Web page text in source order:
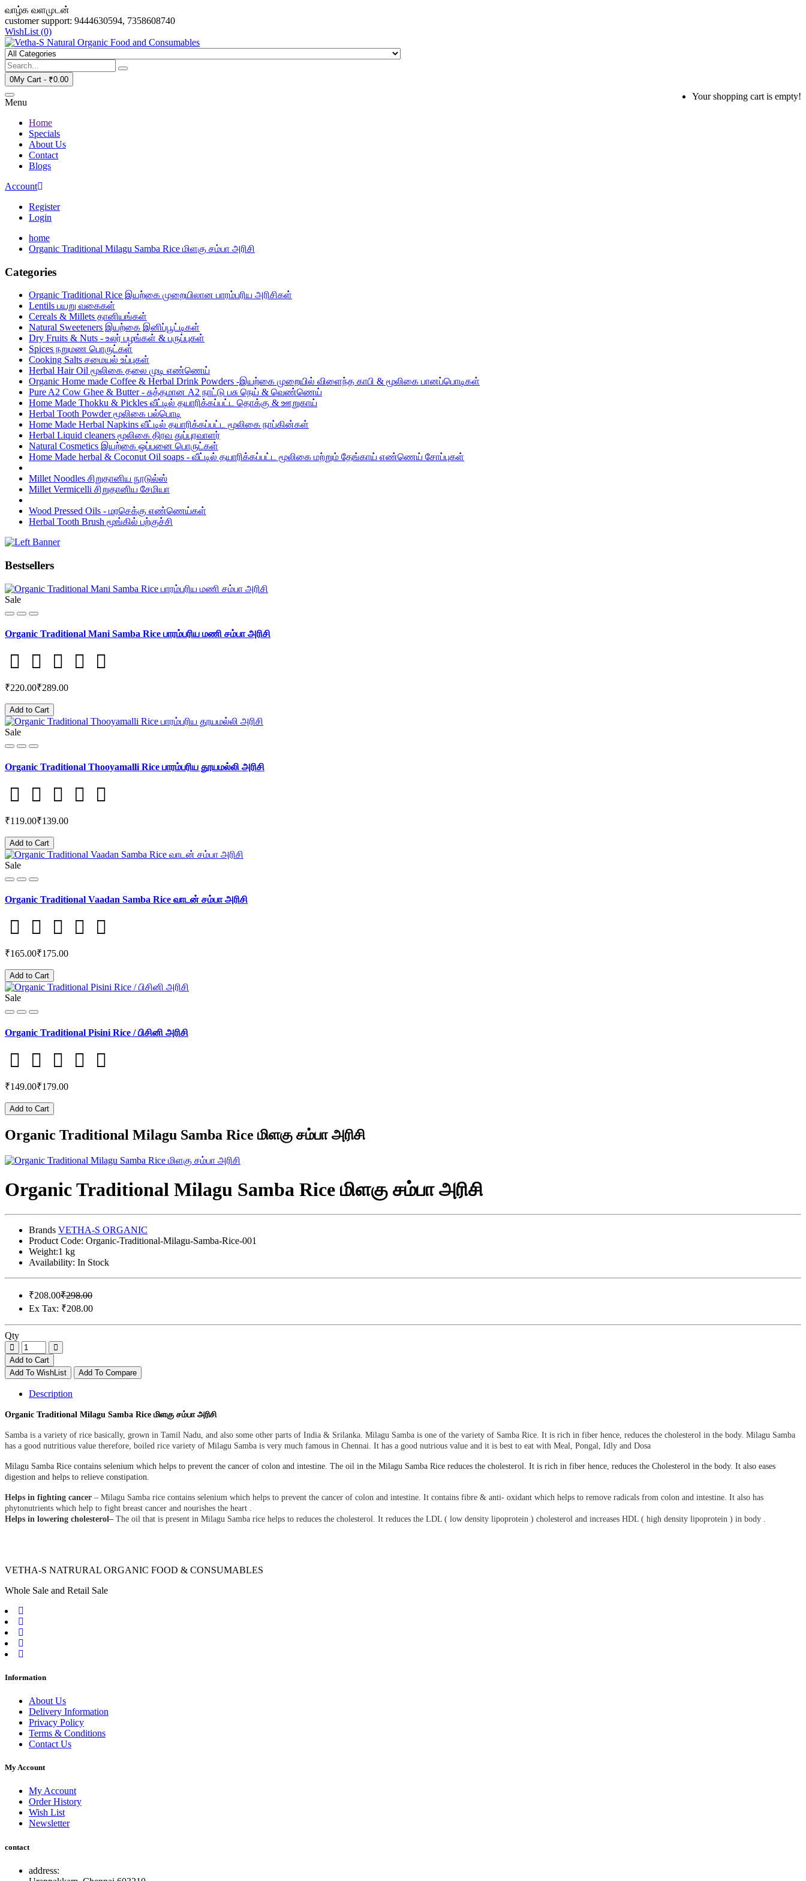
வாழ்க வளமுடன்
customer support: 9444630594, 7358608740
WishList (0)
0My Cart - ₹0.00
Your shopping cart is empty!
Menu
Home
Specials
About Us
Contact
Blogs
Account
Register
Login
home
Organic Traditional Milagu Samba Rice மிளகு சம்பா அரிசி
Categories
Organic Traditional Rice இயற்கை முறையிலான பாரம்பரிய அரிசிகள்
Lentils பயறு வகைகள்
Cereals & Millets தானியங்கள்
Natural Sweeteners இயற்கை இனிப்பூட்டிகள்
Dry Fruits & Nuts - உலர் பழங்கள் & பருப்புகள்
Spices நறுமண பொருட்கள்
Cooking Salts சமையல் உப்புகள்
Herbal Hair Oil மூலிகை தலை முடி எண்ணெய்
Organic Home made Coffee & Herbal Drink Powders -இயற்கை முறையில் விளைந்த காபி & மூலிகை பானப்பொடிகள்
Pure A2 Cow Ghee & Butter - சுத்தமான A2 நாட்டு பசு நெய் & வெண்ணெய்
Home Made Thokku & Pickles வீட்டில் தயாரிக்கப்பட்ட தொக்கு & ஊறுகாய்
Herbal Tooth Powder மூலிகை பல்பொடி
Home Made Herbal Napkins வீட்டில் தயாரிக்கப்பட்ட மூலிகை நாப்கின்கள்
Herbal Liquid cleaners மூலிகை திரவ துப்புரவாளர்
Natural Cosmetics இயற்கை ஒப்பனை பொருட்கள்
Home Made herbal & Coconut Oil soaps - வீட்டில் தயாரிக்கப்பட்ட மூலிகை மற்றும் தேங்காய் எண்ணெய் சோப்புகள்
Millet Noodles சிறுதானிய நூடுல்ஸ்
Millet Vermicelli சிறுதானிய சேமியா
Wood Pressed Oils - மரசெக்கு எண்ணெய்கள்
Herbal Tooth Brush மூங்கில் பற்குச்சி
Bestsellers
Sale
Organic Traditional Mani Samba Rice பாரம்பரிய மணி சம்பா அரிசி
₹220.00₹289.00
Add to Cart
Sale
Organic Traditional Thooyamalli Rice பாரம்பரிய தூயமல்லி அரிசி
₹119.00₹139.00
Add to Cart
Sale
Organic Traditional Vaadan Samba Rice வாடன் சம்பா அரிசி
₹165.00₹175.00
Add to Cart
Sale
Organic Traditional Pisini Rice / பிசினி அரிசி
₹149.00₹179.00
Add to Cart
Organic Traditional Milagu Samba Rice மிளகு சம்பா அரிசி
Organic Traditional Milagu Samba Rice மிளகு சம்பா அரிசி
Brands VETHA-S ORGANIC
Product Code: Organic-Traditional-Milagu-Samba-Rice-001
Weight:1 kg
Availability: In Stock
₹208.00₹298.00
Ex Tax: ₹208.00
Qty
Add to Cart
Add To WishList
Add To Compare
Description
Organic Traditional Milagu Samba Rice மிளகு சம்பா அரிசி
Samba is a variety of rice basically, grown in Tamil Nadu, and also some other parts of India & Srilanka. Milagu Samba is one of the variety of Samba Rice. It is rich in fiber hence, reduces the cholesterol in the body. Milagu Samba
has a good nutritious value therefore, boiled rice variety of Milagu Samba is very much famous in Chennai. It has a good nutrious value and it is best to eat with Meal, Pongal, Idly and Dosa
Milagu Samba Rice contains selenium which helps to prevent the cancer of colon and intestine . The oil in the Milagu Samba Rice reduces the cholesterol. It is rich in fiber hence, reduces the Cholesterol in the body. It also eases
digestion and helps to relieve constipation.
Helps in fighting cancer – Milagu Samba rice contains selenium which helps to prevent the cancer of colon and intestine. It contains fibre & anti- oxidant which helps to remove radicals from colon and intestine. It also has
phytonutrients which help to fight breast cancer and nourishes the heart .
Helps in lowering cholesterol– The oil that is present in Milagu Samba rice helps to reduces the cholesterol. It reduces the LDL ( low density lipoprotein ) cholesterol and increases HDL ( high density lipoprotein ) in body .
VETHA-S NATRURAL ORGANIC FOOD & CONSUMABLES
Whole Sale and Retail Sale
Information
About Us
Delivery Information
Privacy Policy
Terms & Conditions
Contact Us
My Account
My Account
Order History
Wish List
Newsletter
contact
address: